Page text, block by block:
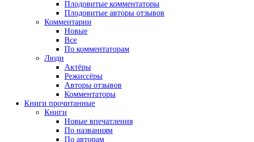
Плодовитые комментаторы
Плодовитые авторы отзывов
Комментарии
Новые
Все
По комментаторам
Люди
Актёры
Режиссёры
Авторы отзывов
Комментаторы
Книги прочитанные
Книги
Новые впечатления
По названиям
По авторам